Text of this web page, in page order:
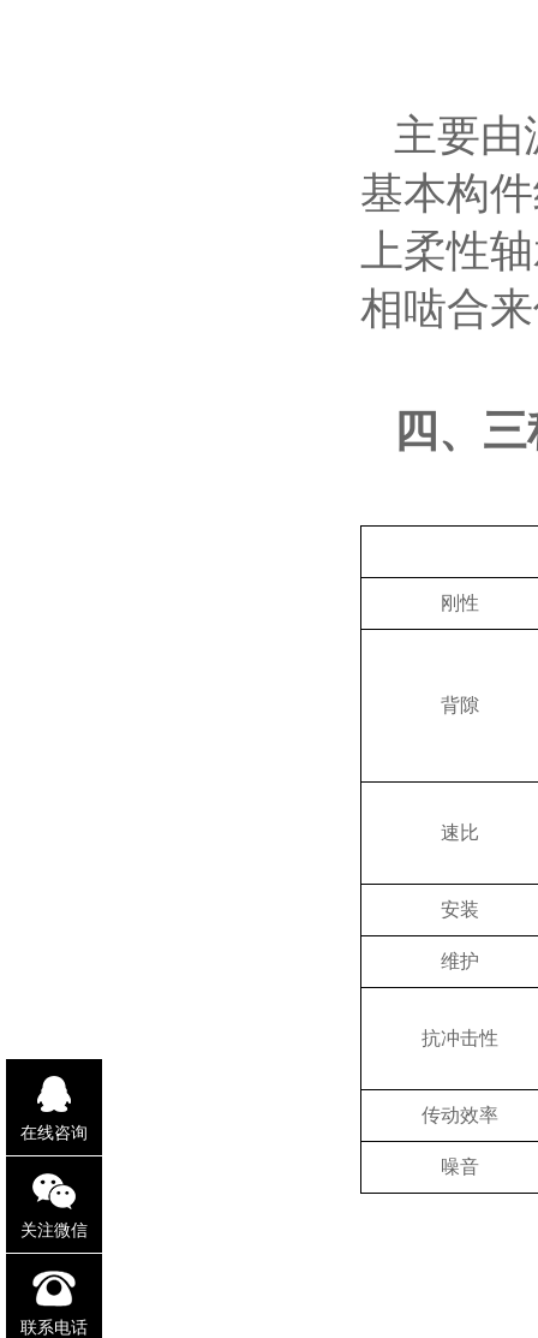
主要由
基本构
上柔性
相啮合
四、
刚性
背隙
速比
安装
维护
抗冲击性
传动效率
噪音
在线咨询
关注微信
联系电话